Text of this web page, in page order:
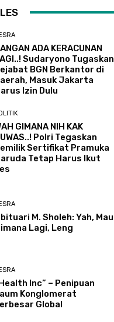
ADA KERACUNAN
Sudaryono Tugaskan
BGN Berkantor di
Masuk Jakarta
Izin Dulu
GIMANA NIH KAK
Polri Tegaskan
Sertifikat Pramuka
Tetap Harus Ikut
M. Sholeh: Yah, Mau
Lagi, Leng
Inc” – Penipuan
Konglomerat
Global